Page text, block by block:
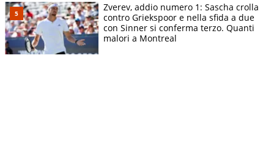
Zverev, addio numero 1: Sascha crolla
contro Griekspoor e nella sfida a due
con Sinner si conferma terzo. Quanti
malori a Montreal